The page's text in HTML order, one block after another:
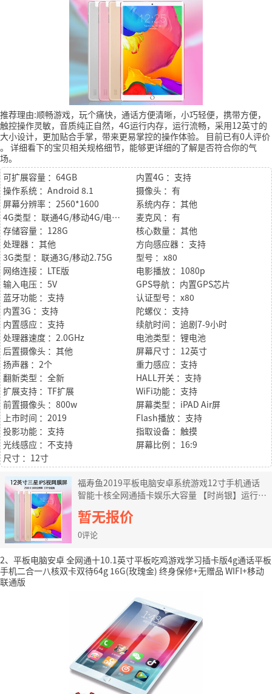
推荐理由:顺畅游戏，玩个痛快，通话方便清晰，小巧轻便，携带方便，
触控操作灵敏，音质纯正自然，4G运行内存，运行流畅，采用12英寸的
大小设计，更加贴合手掌，带来更易掌控的操作体验。
目前已有0人评价
。 详细看下的宝贝相关规格细节，能够更详细的了解是否符合你的气
场。
可扩展容量 ：64GB
内置4G ：支持
操作系统 ：Android 8.1
摄像头 ：有
屏幕分辨率 ：2560*1600
系统内存 ：其他
4G类型 ：联通4G/移动4G/电信4G
麦克风 ：有
存储容量 ：128G
核心数量 ：其他
处理器 ：其他
方向感应器 ：支持
3G类型 ：联通3G/移动2.75G
型号 ：x80
网络连接 ：LTE版
电影播放 ：1080p
输入电压 ：5V
GPS导航 ：内置GPS芯片
蓝牙功能 ：支持
认证型号 ：x80
内置3G ：支持
陀螺仪 ：支持
内置感应 ：支持
续航时间 ：追剧7-9小时
处理器速度 ：2.0GHz
电池类型 ：锂电池
后置摄像头 ：其他
屏幕尺寸 ：12英寸
扬声器 ：2个
重力感应 ：支持
翻新类型 ：全新
HALL开关 ：支持
扩展支持 ：TF扩展
WiFi功能 ：支持
前置摄像头 ：800w
屏幕类型 ：iPAD Air屏
上市时间 ：2019
Flash播放 ：支持
投影功能 ：支持
指取设备 ：触摸
光线感应 ：不支持
屏幕比例 ：16:9
尺寸 ：12寸
福寿鱼2019平板电脑安卓系统游戏12寸手机通话
智能十核全网通插卡娱乐大容量 【时尚银】运行
6G +32G 吃鸡wifi+全网通4G旗舰版
暂无报价
0评论
2、平板电脑安卓 全网通十10.1英寸平板吃鸡游戏学习插卡版4g通话平板
手机二合一八核双卡双待64g 16G(玫瑰金) 终身保修+无赠品 WIFI+移动
联通版